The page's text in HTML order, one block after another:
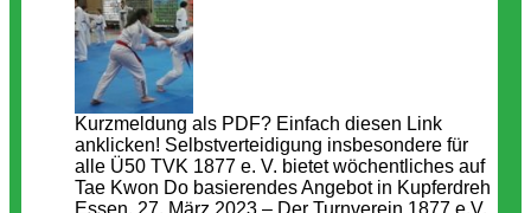
Kurzmeldung als PDF? Einfach diesen Link
anklicken! Selbstverteidigung insbesondere für
alle Ü50 TVK 1877 e. V. bietet wöchentliches auf
Tae Kwon Do basierendes Angebot in Kupferdreh
Essen, 27. März 2023 – Der Turnverein 1877 e.V.